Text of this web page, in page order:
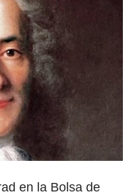
en la Bolsa de